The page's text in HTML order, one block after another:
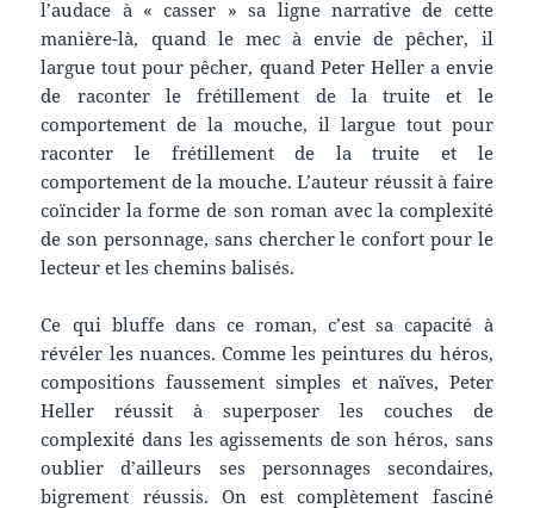
l’audace à « casser » sa ligne narrative de cette
manière-là, quand le mec à envie de pêcher, il
largue tout pour pêcher, quand Peter Heller a envie
de raconter le frétillement de la truite et le
comportement de la mouche, il largue tout pour
raconter le frétillement de la truite et le
comportement de la mouche. L’auteur réussit à faire
coïncider la forme de son roman avec la complexité
de son personnage, sans chercher le confort pour le
lecteur et les chemins balisés.
Ce qui bluffe dans ce roman, c’est sa capacité à
révéler les nuances. Comme les peintures du héros,
compositions faussement simples et naïves, Peter
Heller réussit à superposer les couches de
complexité dans les agissements de son héros, sans
oublier d’ailleurs ses personnages secondaires,
bigrement réussis. On est complètement fasciné